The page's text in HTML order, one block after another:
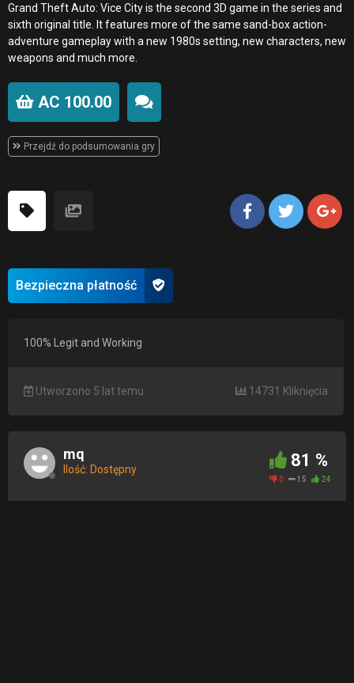
Grand Theft Auto: Vice City is the second 3D game in the series and
sixth original title. It features more of the same sand-box action-
adventure gameplay with a new 1980s setting, new characters, new
weapons and much more.
AC 100.00
Przejdź do podsumowania gry
Bezpieczna płatność
100% Legit and Working
Utworzono 5 lat temu 14731 Kliknięcia
mq
Ilość: Dostępny 81 %
0 15 24